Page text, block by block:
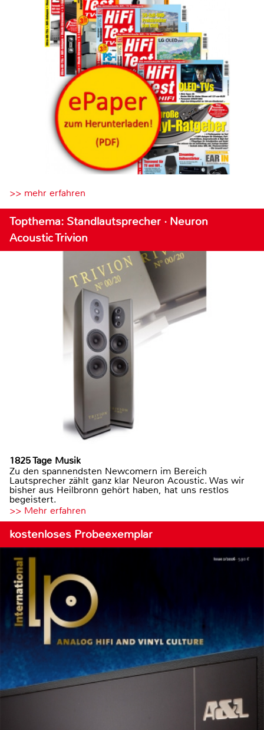
>> mehr erfahren
Topthema: Standlautsprecher · Neuron
Acoustic Trivion
1825 Tage Musik
Zu den spannendsten Newcomern im Bereich
Lautsprecher zählt ganz klar Neuron Acoustic. Was wir
bisher aus Heilbronn gehört haben, hat uns restlos
begeistert.
>> Mehr erfahren
kostenloses Probeexemplar